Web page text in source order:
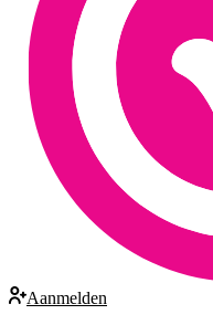
Aanmelden